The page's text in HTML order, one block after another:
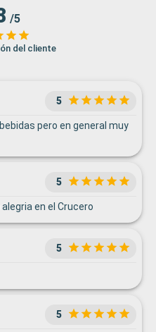
/5
del cliente
5
pero en general muy
5
en el Crucero
5
5